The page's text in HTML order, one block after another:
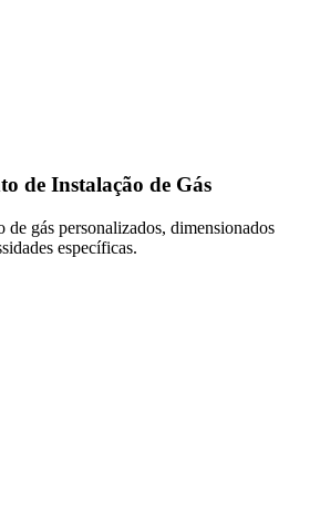
de Instalação de Gás
de gás personalizados, dimensionados
específicas.